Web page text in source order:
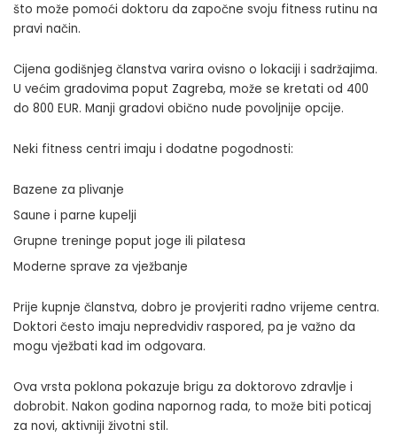
što može pomoći doktoru da započne svoju fitness rutinu na
pravi način.
Cijena godišnjeg članstva varira ovisno o lokaciji i sadržajima.
U većim gradovima poput Zagreba, može se kretati od 400
do 800 EUR. Manji gradovi obično nude povoljnije opcije.
Neki fitness centri imaju i dodatne pogodnosti:
Bazene za plivanje
Saune i parne kupelji
Grupne treninge poput joge ili pilatesa
Moderne sprave za vježbanje
Prije kupnje članstva, dobro je provjeriti radno vrijeme centra.
Doktori često imaju nepredvidiv raspored, pa je važno da
mogu vježbati kad im odgovara.
Ova vrsta poklona pokazuje brigu za doktorovo zdravlje i
dobrobit. Nakon godina napornog rada, to može biti poticaj
za novi, aktivniji životni stil.